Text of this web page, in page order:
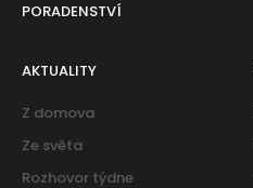
PORADENSTVÍ
AKTUALITY
Z domova
Ze světa
Rozhovor týdne